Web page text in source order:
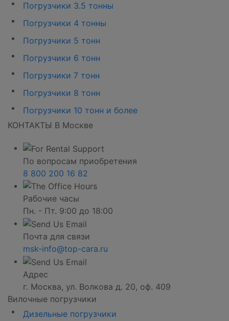
Погрузчики 3.5 тонны
Погрузчики 4 тонны
Погрузчики 5 тонн
Погрузчики 6 тонн
Погрузчики 7 тонн
Погрузчики 8 тонн
Погрузчики 10 тонн и более
КОНТАКТЫ В Москве
По вопросам приобретения
8 800 200 16 82
Рабочие часы
Пн. - Пт. 9:00 до 18:00
Почта для связи
msk-info@top-cara.ru
Адрес
г. Москва, ул. Волкова д. 20, оф. 409
Вилочные погрузчики
Дизельные погрузчики